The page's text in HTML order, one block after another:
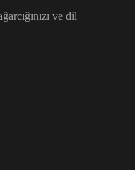
ve dil